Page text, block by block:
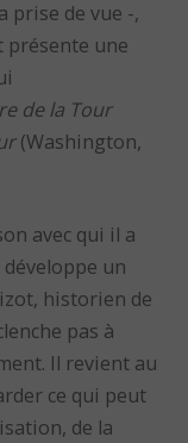
prise de vue -,
présente une
de la Tour
(Washington,
avec qui il a
un
historien de
pas à
Il revient au
ce qui peut
de la